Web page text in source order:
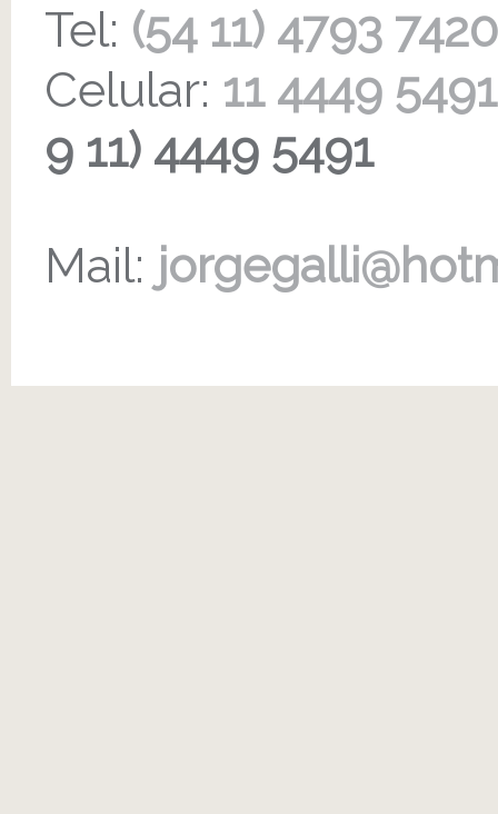
Tel: (54 11) 4793 7420
Celular: 11 4449 5491
9 11) 4449 5491
Mail: